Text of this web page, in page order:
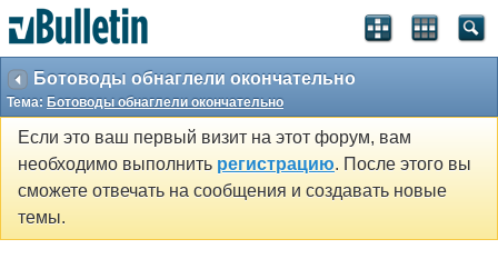
Ботоводы обнаглели окончательно
Тема: Ботоводы обнаглели окончательно
Если это ваш первый визит на этот форум, вам
необходимо выполнить регистрацию. После этого вы
сможете отвечать на сообщения и создавать новые
темы.